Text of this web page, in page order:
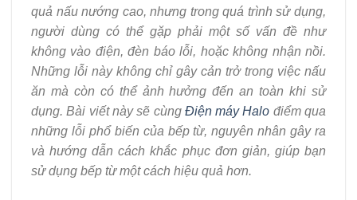
quả nấu nướng cao, nhưng trong quá trình sử dụng,
người dùng có thể gặp phải một số vấn đề như
không vào điện, đèn báo lỗi, hoặc không nhận nồi.
Những lỗi này không chỉ gây cản trở trong việc nấu
ăn mà còn có thể ảnh hưởng đến an toàn khi sử
dụng. Bài viết này sẽ cùng Điện máy Halo điểm qua
những lỗi phổ biến của bếp từ, nguyên nhân gây ra
và hướng dẫn cách khắc phục đơn giản, giúp bạn
sử dụng bếp từ một cách hiệu quả hơn.